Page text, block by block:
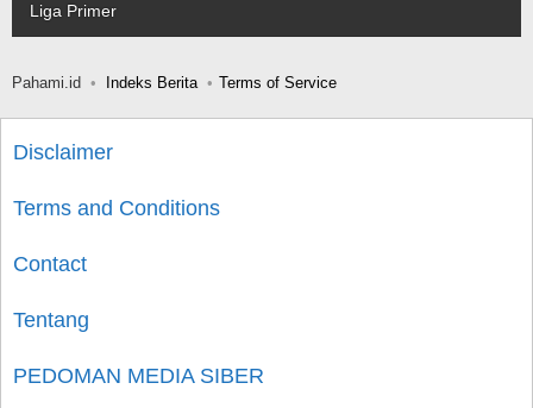
Liga Primer
Pahami.id Indeks Berita Terms of Service
Disclaimer
Terms and Conditions
Contact
Tentang
PEDOMAN MEDIA SIBER